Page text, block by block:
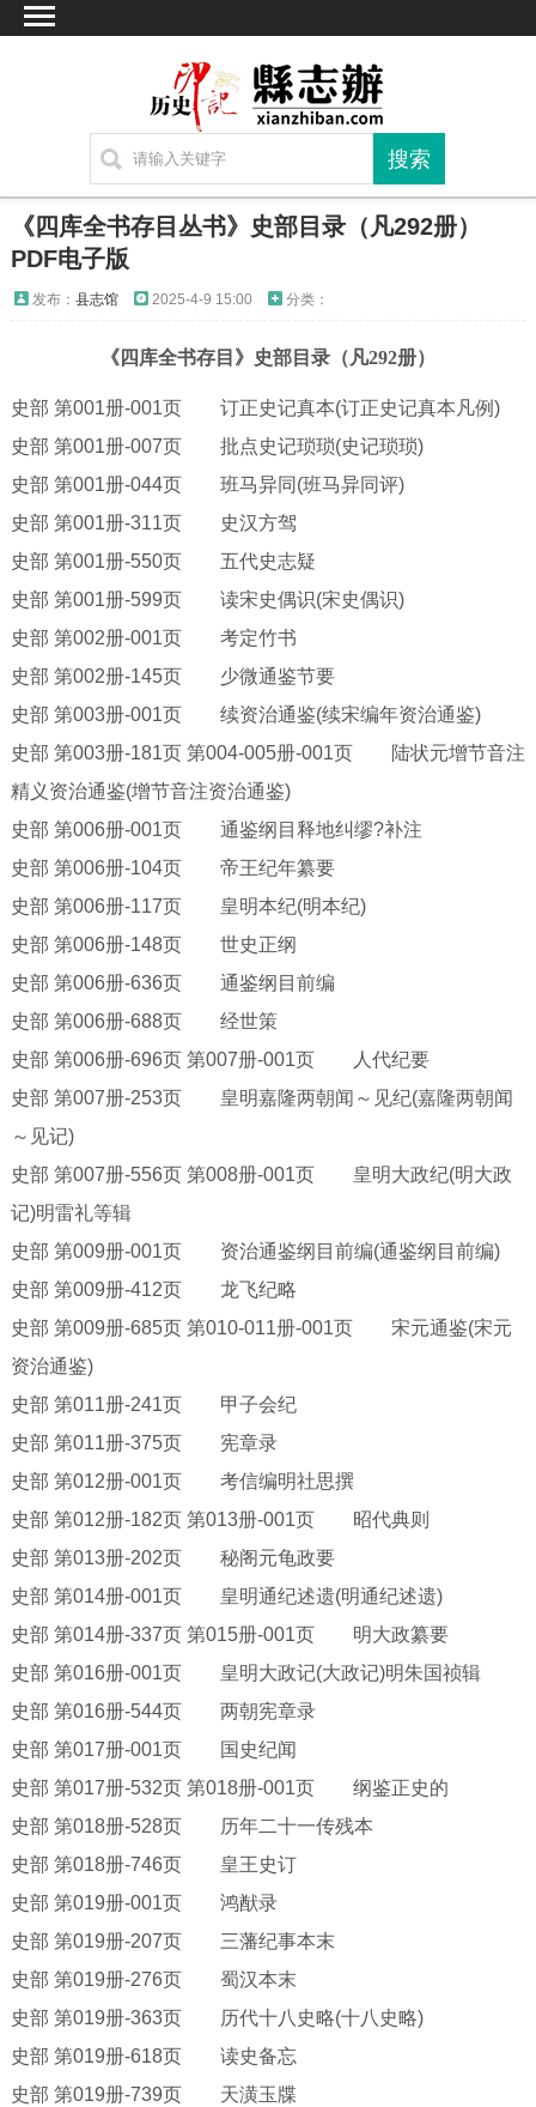
方志
古籍
考古
《四库全书存目丛书》史部目录（凡292册）
PDF电子版
发布： 县志馆 2025-4-9 15:00 分类：
《四库全书存目》史部目录（凡292册）
史部 第001册-001页 订正史记真本(订正史记真本凡例)
史部 第001册-007页 批点史记琐琐(史记琐琐)
史部 第001册-044页 班马异同(班马异同评)
史部 第001册-311页 史汉方驾
史部 第001册-550页 五代史志疑
史部 第001册-599页 读宋史偶识(宋史偶识)
史部 第002册-001页 考定竹书
史部 第002册-145页 少微通鉴节要
史部 第003册-001页 续资治通鉴(续宋编年资治通鉴)
史部 第003册-181页 第004-005册-001页 陆状元增节音注
精义资治通鉴(增节音注资治通鉴)
史部 第006册-001页 通鉴纲目释地纠缪?补注
史部 第006册-104页 帝王纪年纂要
史部 第006册-117页 皇明本纪(明本纪)
史部 第006册-148页 世史正纲
史部 第006册-636页 通鉴纲目前编
史部 第006册-688页 经世策
史部 第006册-696页 第007册-001页 人代纪要
史部 第007册-253页 皇明嘉隆两朝闻～见纪(嘉隆两朝闻
～见记)
史部 第007册-556页 第008册-001页 皇明大政纪(明大政
记)明雷礼等辑
史部 第009册-001页 资治通鉴纲目前编(通鉴纲目前编)
史部 第009册-412页 龙飞纪略
史部 第009册-685页 第010-011册-001页 宋元通鉴(宋元
资治通鉴)
史部 第011册-241页 甲子会纪
史部 第011册-375页 宪章录
史部 第012册-001页 考信编明社思撰
史部 第012册-182页 第013册-001页 昭代典则
史部 第013册-202页 秘阁元龟政要
史部 第014册-001页 皇明通纪述遗(明通纪述遗)
史部 第014册-337页 第015册-001页 明大政纂要
史部 第016册-001页 皇明大政记(大政记)明朱国祯辑
史部 第016册-544页 两朝宪章录
史部 第017册-001页 国史纪闻
史部 第017册-532页 第018册-001页 纲鉴正史的
史部 第018册-528页 历年二十一传残本
史部 第018册-746页 皇王史订
史部 第019册-001页 鸿猷录
史部 第019册-207页 三藩纪事本末
史部 第019册-276页 蜀汉本末
史部 第019册-363页 历代十八史略(十八史略)
史部 第019册-618页 读史备忘
史部 第019册-739页 天潢玉牒